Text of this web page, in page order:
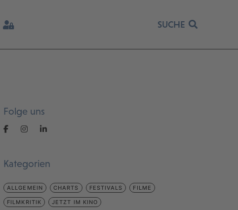
SUCHE
Folge uns
Kategorien
ALLGEMEIN CHARTS FESTIVALS FILME
FILMKRITIK JETZT IM KINO